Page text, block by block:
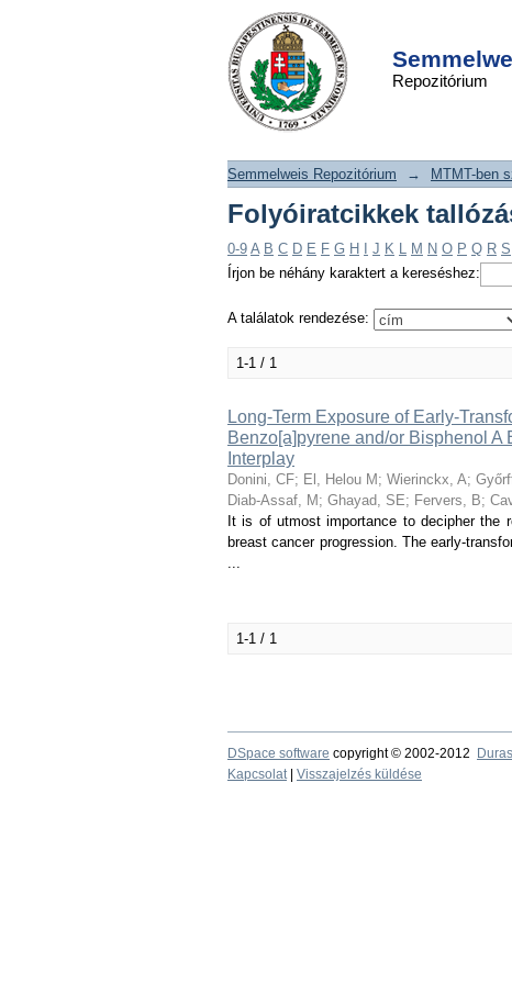
Repozitórium
Folyóiratcikkek
szerint "Lachuer, J"
DSpace/Manakin Repository
Semmelweis Repozitórium → MTMT-ben
Folyóiratcikkek
0-9 A B C D E F G H J K L M N O P Q R S
Írjon be néhány karaktert a kereséshez:
A találatok rendezése:
1-1 / 1
Long-Term Exposure of Early-
Benzo[a]pyrene and/or Bisphenol
Interplay
Donini, CF; El, Helou M ; Wierinckx, A;
Diab-Assaf, M ; Ghayad, SE; Fervers, B;
It is of utmost importance to decipher the
breast cancer progression. The early-
...
1-1 / 1
DSpace software copyright © 2002-2012
Kapcsolat| Visszajelzés küldése